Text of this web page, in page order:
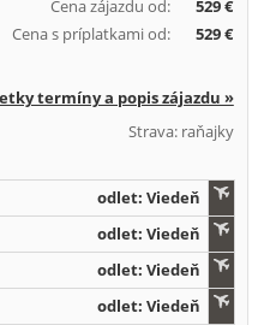
Cena zájazdu od:
529 €
Cena s príplatkami od:
529 €
termíny a popis zájazdu »
Strava: raňajky
odlet: Viedeň
odlet: Viedeň
odlet: Viedeň
odlet: Viedeň